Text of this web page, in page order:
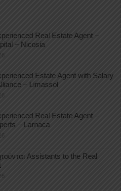
Real Estate Agent –
– Nicosia
Estate Agent with Salary
– Limassol
Real Estate Agent –
– Larnaca
Assistants to the Real